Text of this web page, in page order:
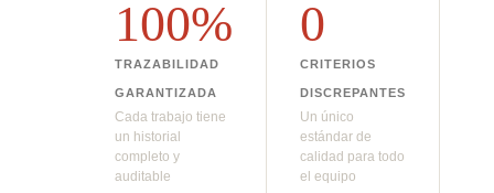
100%
TRAZABILIDAD
GARANTIZADA
Cada trabajo tiene
un historial
completo y
auditable
0
CRITERIOS
DISCREPANTES
Un único
estándar de
calidad para todo
el equipo